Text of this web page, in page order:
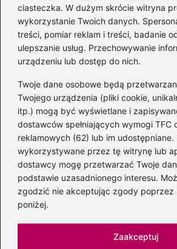
ciasteczka. W dużym skrócie witryna
wykorzystanie Twoich danych.
treści, pomiar reklam i treści, badanie
ulepszanie usług. Przechowywanie
urządzeniu lub dostęp do nich.
Twoje dane osobowe będą
Twojego urządzenia (pliki cookie,
itp.) mogą być wyświetlane i
dostawców spełniających wymogi TFC
reklamowych (62) lub im
wykorzystywane przez tę witrynę lub
dostawcy mogę przetwarzać Twoje
podstawie uzasadnionego interesu.
zgodzić nie akceptując zgody poprzez
poniżej.
Zaakceptuj
Kategorie
Albumy(8)
Artyści
Edukacja muzyczna(89)
Instrumenty(39)
Kultura(47)
Muzyka(209)
Radio(1)
Śpiew(6)
Sprzęt audio(11)